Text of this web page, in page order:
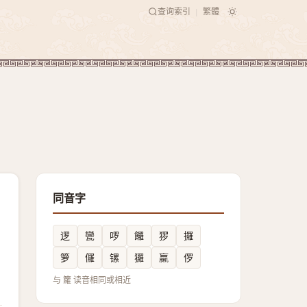
查询索引 繁體
同音字
逻 㽋 啰 饠 猡
攞
箩
儸 镙 玀 䊨 㑩
与 籮 读音相同或相近